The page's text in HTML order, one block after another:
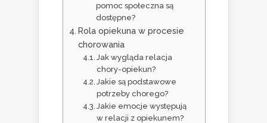
pomoc społeczna są
dostępne?
Rola opiekuna w procesie
chorowania
Jak wygląda relacja
chory-opiekun?
Jakie są podstawowe
potrzeby chorego?
Jakie emocje występują
w relacji z opiekunem?